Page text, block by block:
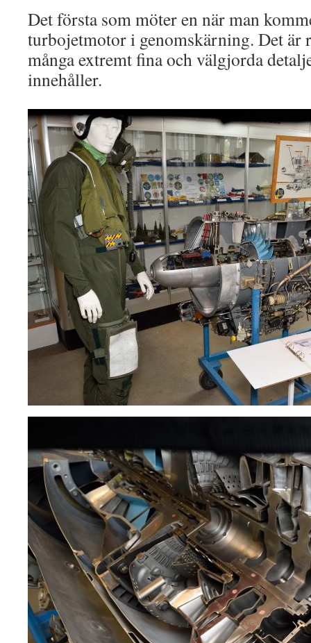
Det första som möter en när man
turbojetmotor i genomskärning. Det är
många extremt fina och välgjorda
innehåller.